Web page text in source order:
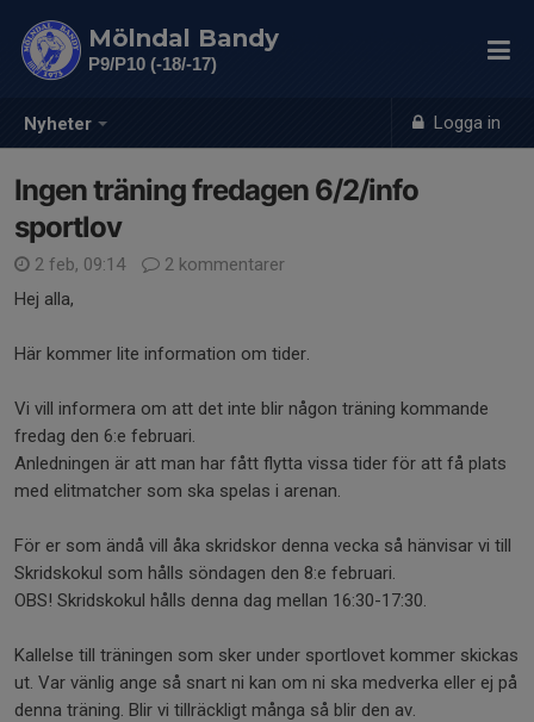
Nyheter Logga in
Mölndal Bandy
P9/P10 (-18/-17)
Ingen träning fredagen 6/2/info
sportlov
2 feb, 09:14
2 kommentarer
Hej alla,
Här kommer lite information om tider.
Vi vill informera om att det inte blir någon träning kommande
fredag den 6:e februari.
Anledningen är att man har fått flytta vissa tider för att få plats
med elitmatcher som ska spelas i arenan.
För er som ändå vill åka skridskor denna vecka så hänvisar vi till
Skridskokul som hålls söndagen den 8:e februari.
OBS! Skridskokul hålls denna dag mellan 16:30-17:30.
Kallelse till träningen som sker under sportlovet kommer skickas
ut. Var vänlig ange så snart ni kan om ni ska medverka eller ej på
denna träning. Blir vi tillräckligt många så blir den av.